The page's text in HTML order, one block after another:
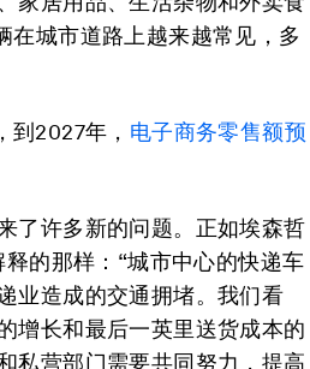
城市道路上越来越常见，多
2027年， 电子商务零售额预
了许多新的问题。正如埃森哲
的那样：“城市中心的快递车
业造成的交通拥堵。我们看
增长和最后一英里送货成本的
私营部门需要共同努力，提高